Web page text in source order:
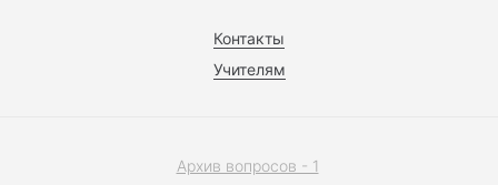
Контакты
Учителям
Архив вопросов - 1